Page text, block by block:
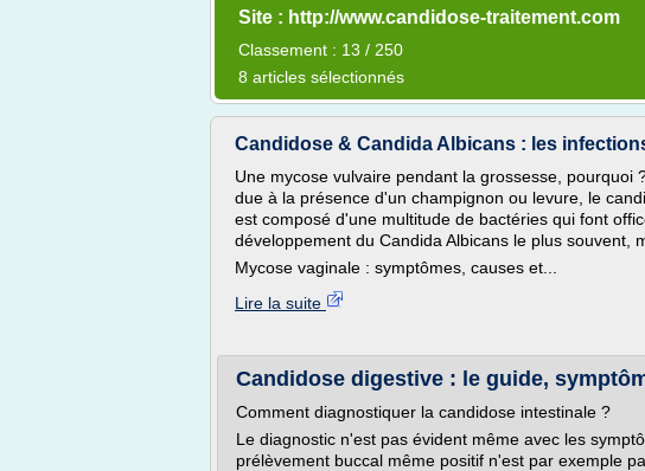
Site : http://www.candidose-traitement.com
Classement : 13 / 250
8 articles sélectionnés
Candidose & Candida Albicans : les
Une mycose vulvaire pendant la grossesse, pourquoi
due à la présence d'un champignon ou levure, le
est composé d'une multitude de bactéries qui font
développement du Candida Albicans le plus souvent,
Mycose vaginale : symptômes, causes et...
Lire la suite
Candidose digestive : le guide,
Comment diagnostiquer la candidose intestinale ?
Le diagnostic n'est pas évident même avec les
prélèvement buccal même positif n'est par exemple